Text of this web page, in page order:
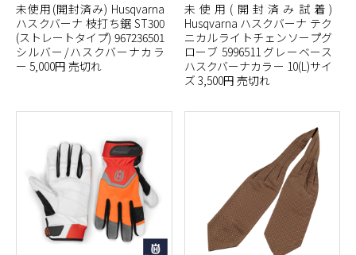
未使用(開封済み) Husqvarna
ハスクバーナ 枝打ち鋸 ST300
(ストレートタイプ) 967236501
シルバー/ハスクバーナカラ
ー 5,000円 売切れ
未使用(開封済み試着)
Husqvarna ハスクバーナ テク
ニカルライトチェンソープグ
ローブ 5996511 グレーベース
ハスクバーナカラー 10(L)サイ
ズ 3,500円 売切れ